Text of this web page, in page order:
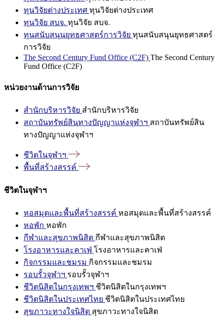
ทุนวิจัยต่างประเทศ ทุนวิจัยต่างประเทศ
ทุนวิจัย สบจ. ทุนวิจัย สบจ.
ทุนสนับสนุนยุทธศาสตร์การวิจัย ทุนสนับสนุนยุทธศาสตร์
การวิจัย
The Second Century Fund Office (C2F) The Second Century
Fund Office (C2F)
หน่วยงานด้านการวิจัย
สำนักบริหารวิจัย สำนักบริหารวิจัย
สถาบันทรัพย์สินทางปัญญาแห่งจุฬาฯ สถาบันทรัพย์สิน
ทางปัญญาแห่งจุฬาฯ
ชีวิตในจุฬาฯ
พื้นที่สร้างสรรค์
ชีวิตในจุฬาฯ
หอสมุดและพื้นที่สร้างสรรค์ หอสมุดและพื้นที่สร้างสรรค์
หอพัก หอพัก
กีฬาและสุขภาพนิสิต กีฬาและสุขภาพนิสิต
โรงอาหารและคาเฟ่ โรงอาหารและคาเฟ่
กิจกรรมและชมรม กิจกรรมและชมรม
รอบรั้วจุฬาฯ รอบรั้วจุฬาฯ
ชีวิตนิสิตในกรุงเทพฯ ชีวิตนิสิตในกรุงเทพฯ
ชีวิตนิสิตในประเทศไทย ชีวิตนิสิตในประเทศไทย
สุขภาวะทางใจนิสิต สุขภาวะทางใจนิสิต